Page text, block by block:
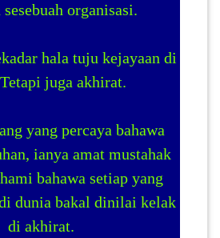
organisasi.
hala tuju kejayaan di
juga akhirat.
yang percaya bahawa
ianya amat mustahak
bahawa setiap yang
dunia bakal dinilai kelak
di akhirat.